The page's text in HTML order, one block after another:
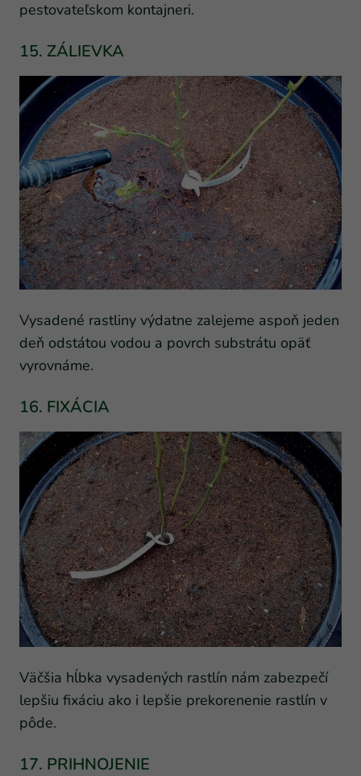
pestovateľskom kontajneri.
15. ZÁLIEVKA
Vysadené rastliny výdatne zalejeme aspoň jeden
deň odstátou vodou a povrch substrátu opäť
vyrovnáme.
16. FIXÁCIA
Väčšia hĺbka vysadených rastlín nám zabezpečí
lepšiu fixáciu ako i lepšie prekorenenie rastlín v
pôde.
17. PRIHNOJENIE